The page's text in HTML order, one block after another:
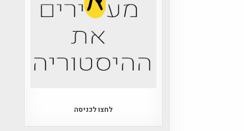
לחצו לכניסה